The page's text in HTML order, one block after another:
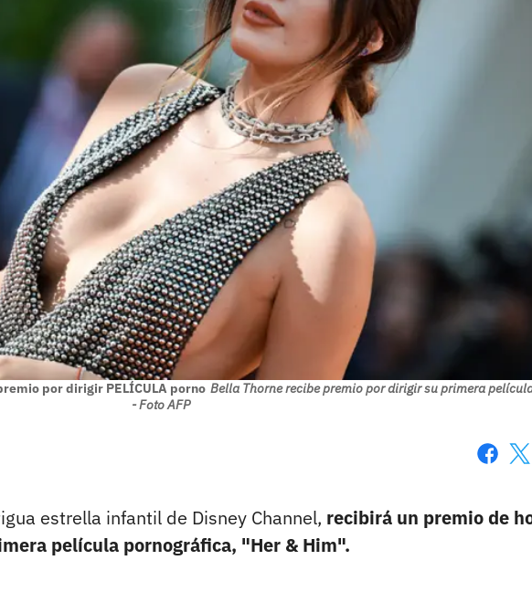
por dirigir PELÍCULA porno Bella Thorne recibe premio por dirigir su primera
- Foto AFP
estrella infantil de Disney Channel, recibirá un premio de
película pornográfica, "Her & Him".